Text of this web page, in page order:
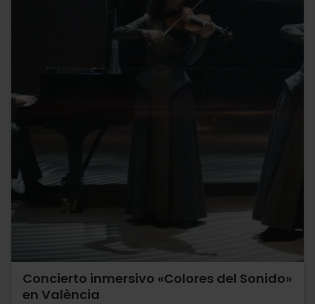
Concierto inmersivo «Colores del Sonido»
en València